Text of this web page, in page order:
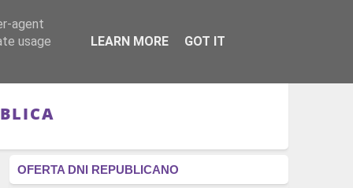
RÉGIMEN - MONARQUÍA
OFERTA DNI REPUBLICANO
agent
usage
LEARN MORE GOT IT